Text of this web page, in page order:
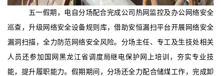
五一假期，电自分场配合完成公司热网监控及办公网络安全
巡查，升级网络安全设备规则库，借助安恒漏扫平台开展网络安全
漏洞扫描，全力防范网络安全风险。分场主任、专工及生技处相关
人员还参加国网黑龙江省调度局继电保护网上培训，夯实专业技
能，提升履职能力。假期期间，分场还全力配合储煤工作，完成卸